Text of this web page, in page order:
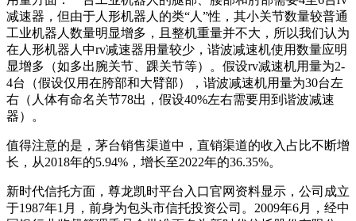
减速器，但由于人形机器人的类“人”性，其小关节数量较普通
工业机器人数量明显增多，且整机重量并不大，所以我们认为
在人形机器人中rv减速器用量较少，谐波减速机使用数量应明
显增多（如多出腕关节、踝关节等）。假设rv减速机用量为2-
4台（假设仅用在胯部和大臂部），谐波减速机用量为30台左
右（人体有命名关节78出，假设40%左右需要用到谐波减速
器）。
值得注意的是，茅台销售渠道中，直销渠道的收入占比不断增
长，从2018年的5.94%，增长至2022年的36.35%。
新时代信托方面，尊龙凯时平台入口官网资料显示，公司成立
于1987年1月，前身为包头市信托投资公司。2009年6月，经中